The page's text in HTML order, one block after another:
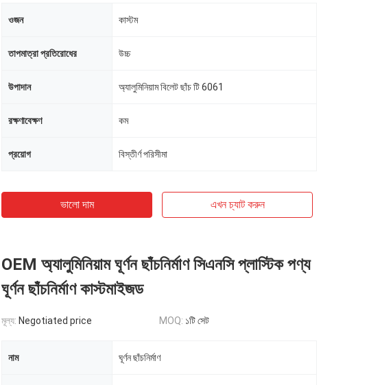
ওজন কাস্টম
তাপমাত্রা প্রতিরোধের উচ্চ
উপাদান অ্যালুমিনিয়াম বিলেট ছাঁচ টি 6061
রক্ষণাবেক্ষণ কম
প্রয়োগ বিস্তীর্ণ পরিসীমা
ভালো দাম এখন চ্যাট করুন
OEM অ্যালুমিনিয়াম ঘূর্ণন ছাঁচনির্মাণ সিএনসি প্লাস্টিক পণ্য
ঘূর্ণন ছাঁচনির্মাণ কাস্টমাইজড
মূল্য: Negotiated price MOQ: ১টি সেট
নাম ঘূর্ণন ছাঁচনির্মাণ